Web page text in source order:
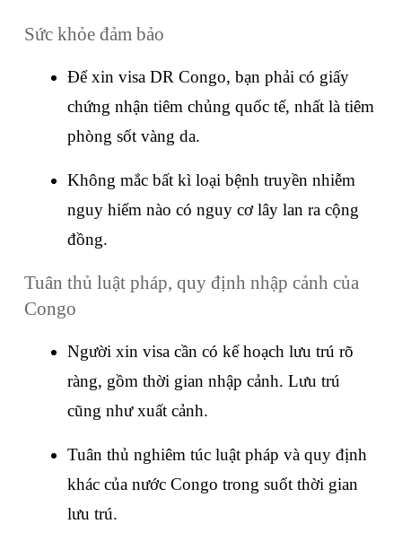
Sức khỏe đảm bảo
Để xin visa DR Congo, bạn phải có giấy
chứng nhận tiêm chủng quốc tế, nhất là tiêm
phòng sốt vàng da.
Không mắc bất kì loại bệnh truyền nhiễm
nguy hiểm nào có nguy cơ lây lan ra cộng
đồng.
Tuân thủ luật pháp, quy định nhập cảnh của
Congo
Người xin visa cần có kế hoạch lưu trú rõ
ràng, gồm thời gian nhập cảnh. Lưu trú
cũng như xuất cảnh.
Tuân thủ nghiêm túc luật pháp và quy định
khác của nước Congo trong suốt thời gian
lưu trú.